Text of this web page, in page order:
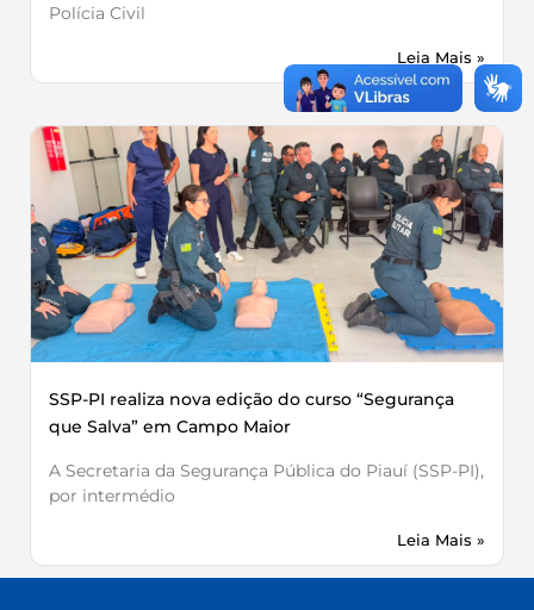
Polícia Civil
Leia Mais »
SSP-PI realiza nova edição do curso “Segurança
que Salva” em Campo Maior
A Secretaria da Segurança Pública do Piauí (SSP-PI),
por intermédio
Leia Mais »